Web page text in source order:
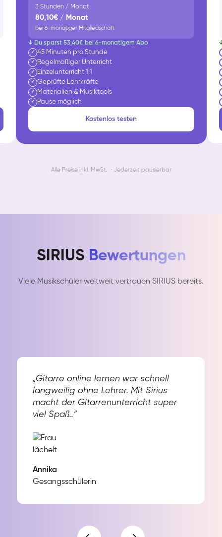
3 Stunden / Monat
80,10€ / Monat
bei 6-monatiger Mitgliedschaft
↓ Du sparst 53,40€ bei 6-monatigem Abo
✓ 45 Minuten pro Stunde
✓ Regelmäßiger Unterricht
✓ Einzelunterricht 1:1
✓ Geprüfte Lehrkräfte
✓ Materialien & Musiktools
✓ Pause möglich
Kostenlos testen
Alle Preise inkl. MwSt. · Jederzeit pausierbar
SIRIUS Bewertungen
Viele Musikschüler weltweit vertrauen SIRIUS bereits.
„Gitarre online lernen war schnell
langweilig ohne Lehrer. Mit Sirius
macht der Gitarrenunterricht super
viel Spaß..“
Annika
Gesangsschülerin